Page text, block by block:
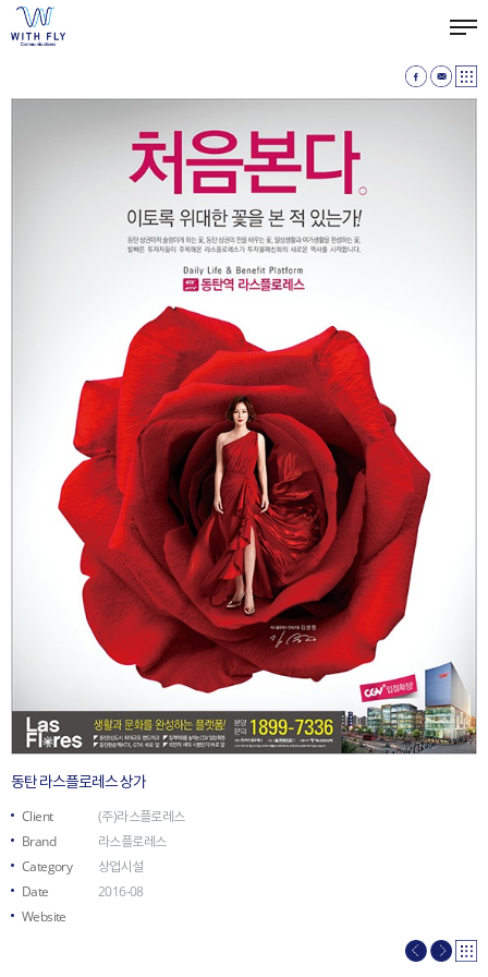
HOME
ABOUT
SERVICE
WORKS
CONTACT
동탄 라스플로레스 상가
Client
(주)라스플로레스
Brand
라스플로레스
Category
상업시설
Date
2016-08
Website